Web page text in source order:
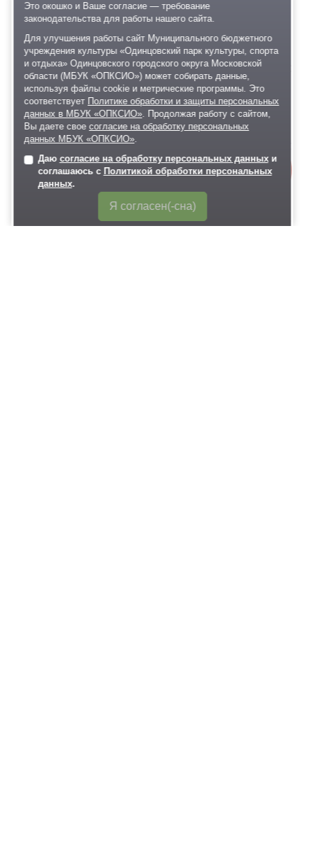
Йога-нидра (медитативный класс), 18+
14:00-15:00
Одинцовский парк культуры, спорта и отдыха
Творческий мастер-класс, 6+
15:00-15:30
Одинцовский парк культуры, спорта и отдыха
Анимационная программа, 6+
15:30-16:00
Одинцовский парк культуры, спорта и отдыха
Онлайн-
запись
Это окошко и Ваше согласие — требование
законодательства для работы нашего сайта.
Для улучшения работы сайт Муниципального бюджетного
учреждения культуры «Одинцовский парк культуры, спорта
и отдыха» Одинцовского городского округа Московской
области (МБУК «ОПКСИО») может собирать данные,
используя файлы cookie и метрические программы. Это
соответствует Политике обработки и защиты персональных
данных в МБУК «ОПКСИО». Продолжая работу с сайтом,
Вы даете своесогласие на обработку персональных
данных МБУК «ОПКСИО».
Даю согласие на обработку персональных данныхи
соглашаюсь с Политикой обработки персональных
данных.
Я согласен(-сна)